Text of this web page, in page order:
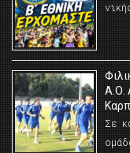
Α.Ο.
Σε